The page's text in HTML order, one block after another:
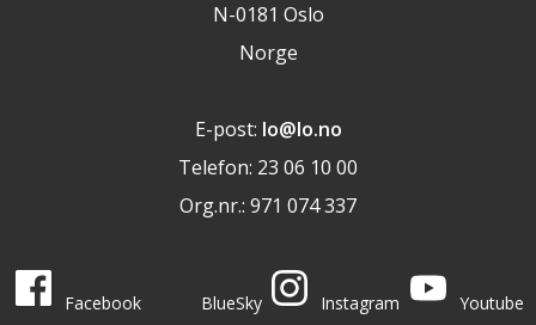
N-0181 Oslo
Norge
E-post: lo@lo.no
Telefon: 23 06 10 00
Org.nr.: 971 074 337
LO i sosiale medier
Facebook
BlueSky
Instagram
Youtube